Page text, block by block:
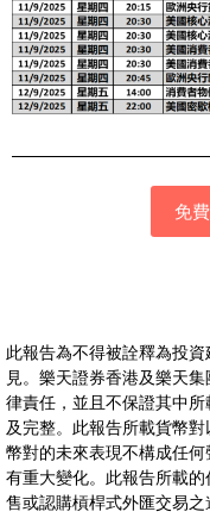
免
此報告為不得被詮釋為投
見。樂天證券香港及樂天
律責任，並且不保證其中
及完整。此報告所載貨幣
幣對的未來表現不構成任
有重大變化。此報告所載
售或認購槓桿式外匯交易之